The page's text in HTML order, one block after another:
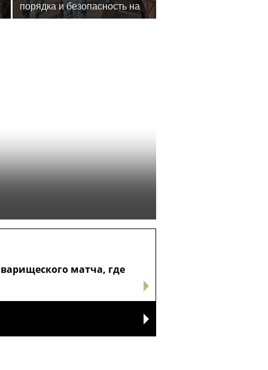
порядка и безопасность на
футбольном матче в Москве
матча, где